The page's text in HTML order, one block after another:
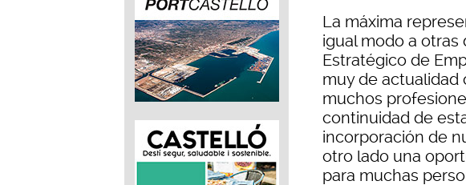
La máxima
igual modo a otras
Estratégico de
muy de actualidad
muchos
continuidad de
incorporación de
otro lado una
para muchas